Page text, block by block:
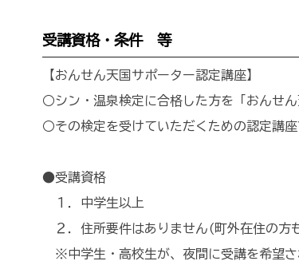
受講資格・条件 等
【おんせん天国サポーター認定講座】
○シン・温泉検定に合格した方を「おんせん
○その検定を受けていただくための認定講座
●受講資格
１．中学生以上
２．住所要件はありません(町外在住の方
※中学生・高校生が、夜間に受講を希望さ